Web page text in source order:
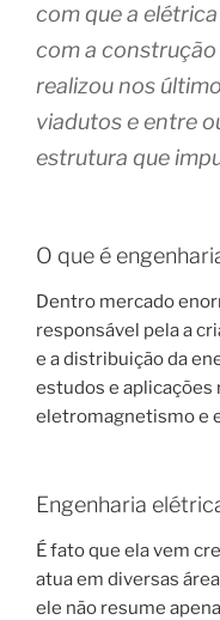
com que a
com a construção
realizou nos
viadutos e entre
estrutura que
O que é
Dentro mercado
responsável pela a
e a distribuição da
estudos e aplicações
eletromagnetismo e
Engenharia
É fato que ela vem
atua em diversas
ele não resume